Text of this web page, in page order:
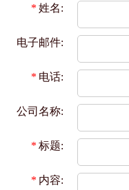
* 姓名:
电子邮件:
* 电话:
公司名称:
* 标题:
* 内容: